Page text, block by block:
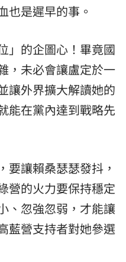
也是遲早的事。
」的企圖心！畢竟國
，未必會讓盧定於一
讓外界擴大解讀她的
能在黨內達到戰略先
要讓賴桑瑟瑟發抖，
營的火力要保持穩定
、忽強忽弱，才能讓
藍營支持者對她參選